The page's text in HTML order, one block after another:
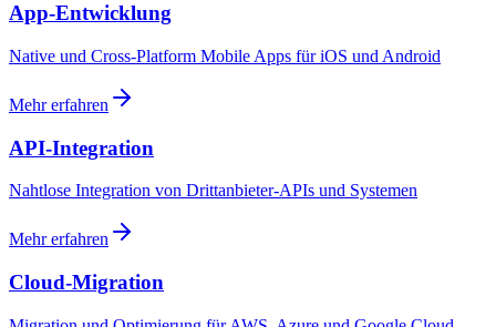
App-Entwicklung
Native und Cross-Platform Mobile Apps für iOS und Android
Mehr erfahren
API-Integration
Nahtlose Integration von Drittanbieter-APIs und Systemen
Mehr erfahren
Cloud-Migration